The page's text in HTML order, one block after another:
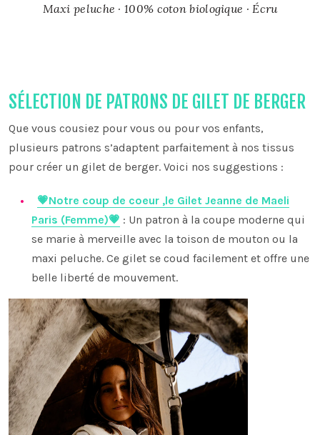
Maxi peluche · 100% coton biologique · Écru
SÉLECTION DE PATRONS DE GILET DE BERGER
Que vous cousiez pour vous ou pour vos enfants,
plusieurs patrons s’adaptent parfaitement à nos tissus
pour créer un gilet de berger. Voici nos suggestions :
💗Notre coup de coeur ,le Gilet Jeanne de Maeli
Paris (Femme)💗 : Un patron à la coupe moderne qui
se marie à merveille avec la toison de mouton ou la
maxi peluche. Ce gilet se coud facilement et offre une
belle liberté de mouvement.